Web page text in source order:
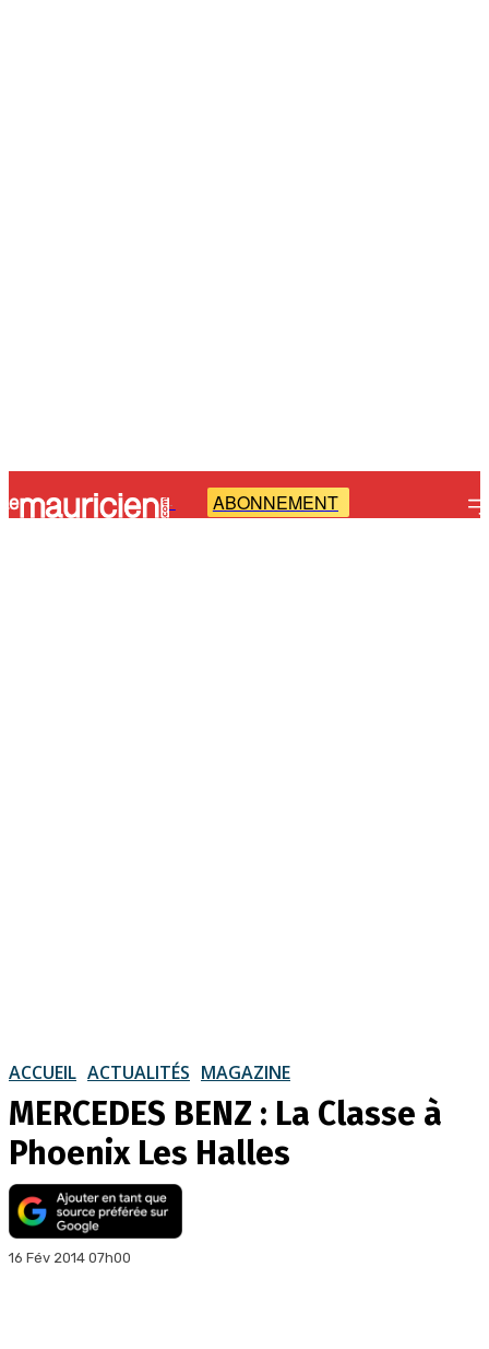
- ABONNEMENT
ACCUEIL ACTUALITÉS MAGAZINE
MERCEDES BENZ : La Classe à
Phoenix Les Halles
16 Fév 2014 07h00